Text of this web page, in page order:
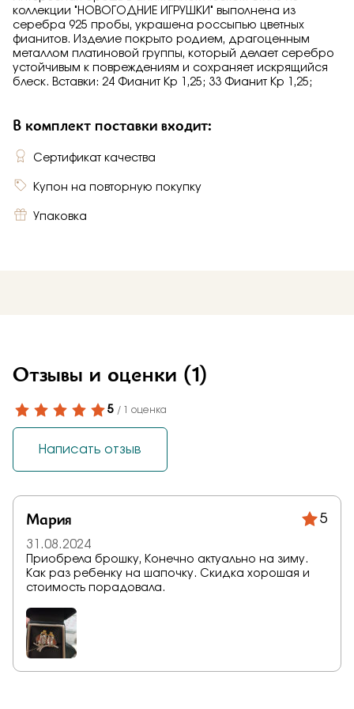
коллекции "НОВОГОДНИЕ ИГРУШКИ" выполнена из
серебра 925 пробы, украшена россыпью цветных
фианитов. Изделие покрыто родием, драгоценным
металлом платиновой группы, который делает серебро
устойчивым к повреждениям и сохраняет искрящийся
блеск. Вставки: 24 Фианит Кр 1,25; 33 Фианит Кр 1,25;
В комплект поставки входит:
Сертификат качества
Купон на повторную покупку
Упаковка
Отзывы и оценки (1)
5 / 1 оценка
Мария 5
31.08.2024
Приобрела брошку, Конечно актуально на зиму.
Как раз ребенку на шапочку. Скидка хорошая и
стоимость порадовала.
Написать отзыв